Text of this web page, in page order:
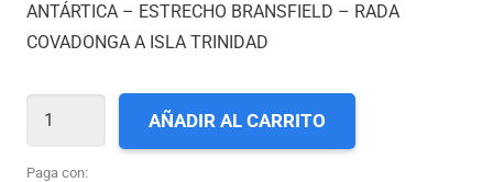
ANTÁRTICA – ESTRECHO BRANSFIELD – RADA
COVADONGA A ISLA TRINIDAD
CARTA
N°
AÑADIR AL CARRITO
Paga con: